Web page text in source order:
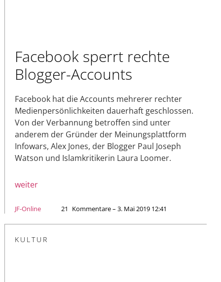
Facebook sperrt rechte
Blogger-Accounts
Facebook hat die Accounts mehrerer rechter
Medienpersönlichkeiten dauerhaft geschlossen.
Von der Verbannung betroffen sind unter
anderem der Gründer der Meinungsplattform
Infowars, Alex Jones, der Blogger Paul Joseph
Watson und Islamkritikerin Laura Loomer.
weiter
JF-Online 21 Kommentare – 3. Mai 2019 12:41
KULTUR